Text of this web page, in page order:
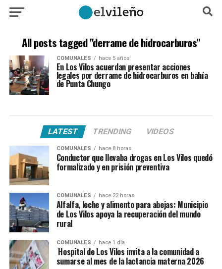
All posts tagged "derrame de hidrocarburos"
COMUNALES hace 5 años
En Los Vilos acuerdan presentar acciones
legales por derrame de hidrocarburos en bahía
de Punta Chungo
LATEST TRENDING VIDEOS
COMUNALES hace 8 horas
Conductor que llevaba drogas en Los Vilos quedó
formalizado y en prisión preventiva
COMUNALES hace 22 horas
Alfalfa, leche y alimento para abejas: Municipio
de Los Vilos apoya la recuperación del mundo
rural
COMUNALES hace 1 día
Hospital de Los Vilos invita a la comunidad a
sumarse al mes de la lactancia materna 2026